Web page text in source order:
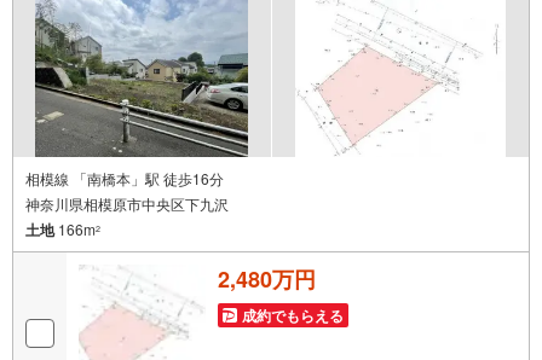
相模線 「南橋本」駅 徒歩16分
神奈川県相模原市中央区下九沢
土地166m2
2,480万円
成約でもらえる